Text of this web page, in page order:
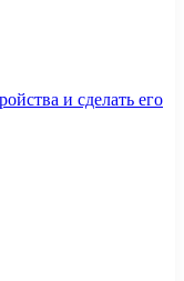
и сделать его